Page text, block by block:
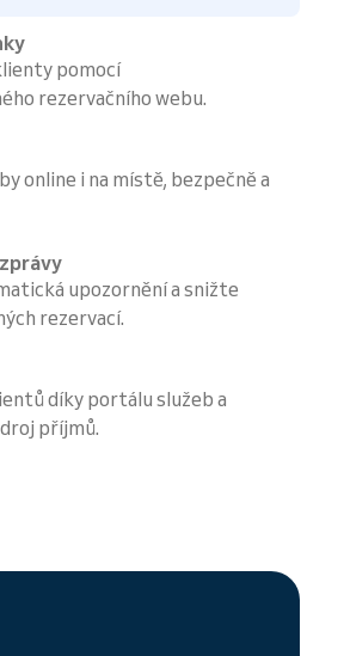
pomocí
rezervačního webu.
online i na místě, bezpečně a
upozornění a snižte
rezervací.
díky portálu služeb a
příjmů.